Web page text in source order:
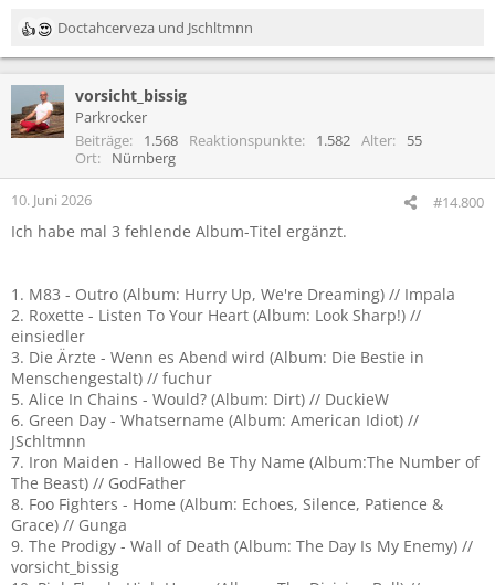
R
e
t
i
n
e
:
Doctahcerveza und Jschltmnn
vorsicht_bissig
Parkrocker
Beiträge
1.568 Reaktionspunkte 1.582 Alter
55
Ort
Nürnberg
10. Juni 2026 #14.800
Ich habe mal 3 fehlende Album-Titel ergänzt.
1. M83 - Outro (Album: Hurry Up, We're Dreaming) // Impala
2. Roxette - Listen To Your Heart (Album: Look Sharp!) //
einsiedler
3. Die Ärzte - Wenn es Abend wird (Album: Die Bestie in
Menschengestalt) // fuchur
5. Alice In Chains - Would? (Album: Dirt) // DuckieW
6. Green Day - Whatsername (Album: American Idiot) //
JSchltmnn
7. Iron Maiden - Hallowed Be Thy Name (Album:The Number of
The Beast) // GodFather
8. Foo Fighters - Home (Album: Echoes, Silence, Patience &
Grace) // Gunga
9. The Prodigy - Wall of Death (Album: The Day Is My Enemy) //
vorsicht_bissig